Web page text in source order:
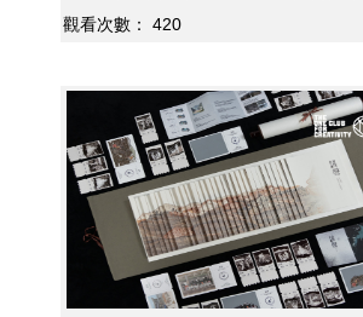
觀看次數：
420